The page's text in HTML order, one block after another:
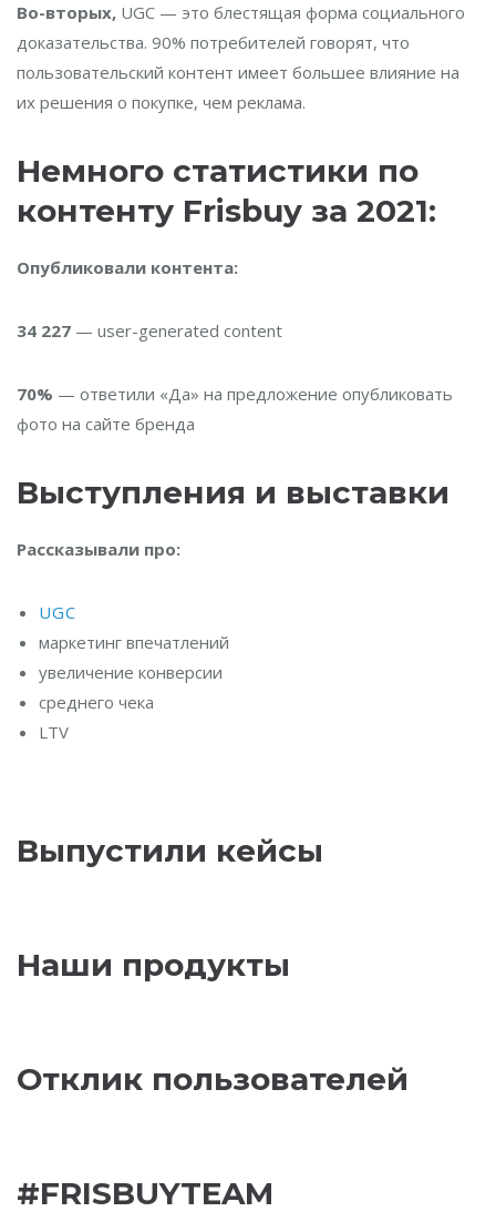
Во-вторых, UGC — это блестящая форма социального
доказательства. 90% потребителей говорят, что
пользовательский контент имеет большее влияние на
их решения о покупке, чем реклама.
Немного статистики по
контенту Frisbuy за 2021:
Опубликовали контента:
34 227 — user-generated content
70% — ответили «Да» на предложение опубликовать
фото на сайте бренда
Выступления и выставки
Рассказывали про:
UGC
маркетинг впечатлений
увеличение конверсии
среднего чека
LTV
Выпустили кейсы
Наши продукты
Отклик пользователей
#FRISBUYTEAM